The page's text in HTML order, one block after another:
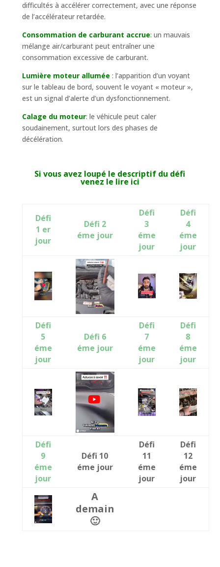
difficultés à accélérer correctement, avec une réponse
de l’accélérateur retardée.
Consommation de carburant accrue: un mauvais
mélange air/carburant peut entraîner une
consommation excessive de carburant.
Lumière moteur allumée : l’apparition d’un voyant
sur le tableau de bord, souvent le voyant « moteur »,
est un signal d’alerte d’un dysfonctionnement.
Calage du moteur: le véhicule peut caler
soudainement, surtout lors des phases de
décélération.
Si vous avez loupé le descriptif du défi
venez le lire ici
Défi
1 er
jour
Défi 2
éme jour
Défi
3
éme
jour
Défi
4
éme
jour
Défi
5
éme
jour
Défi 6
éme jour
Défi
7
éme
jour
Défi
8
éme
jour
Défi
9
éme
jour
Défi 10
éme jour
Défi
11
éme
jour
Défi
12
éme
jour
A
demain
🙂